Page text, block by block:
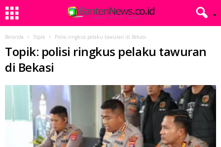
Beranda Topik Polisi ringkus pelaku tawuran di Bekasi
Topik: polisi ringkus pelaku tawuran
di Bekasi